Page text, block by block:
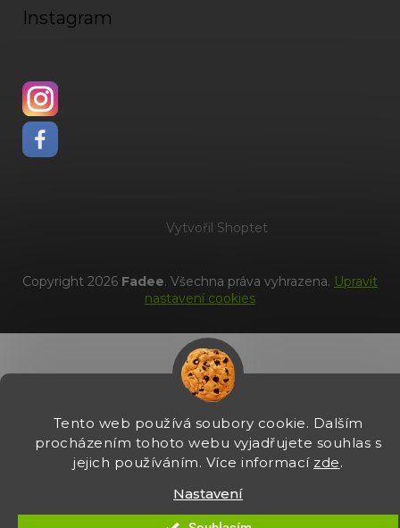
Tento web používá soubory cookie. Dalším
procházením tohoto webu vyjadřujete souhlas s
jejich používáním. Více informací zde.
Nastavení
Instagram
Vytvořil Shoptet
Copyright 2026 Fadee. Všechna práva vyhrazena. Upravit
nastavení cookies